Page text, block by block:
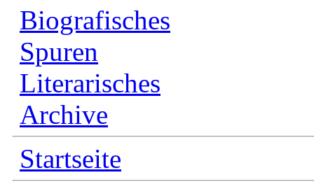
Biografisches
Spuren
Literarisches
Archive
Startseite